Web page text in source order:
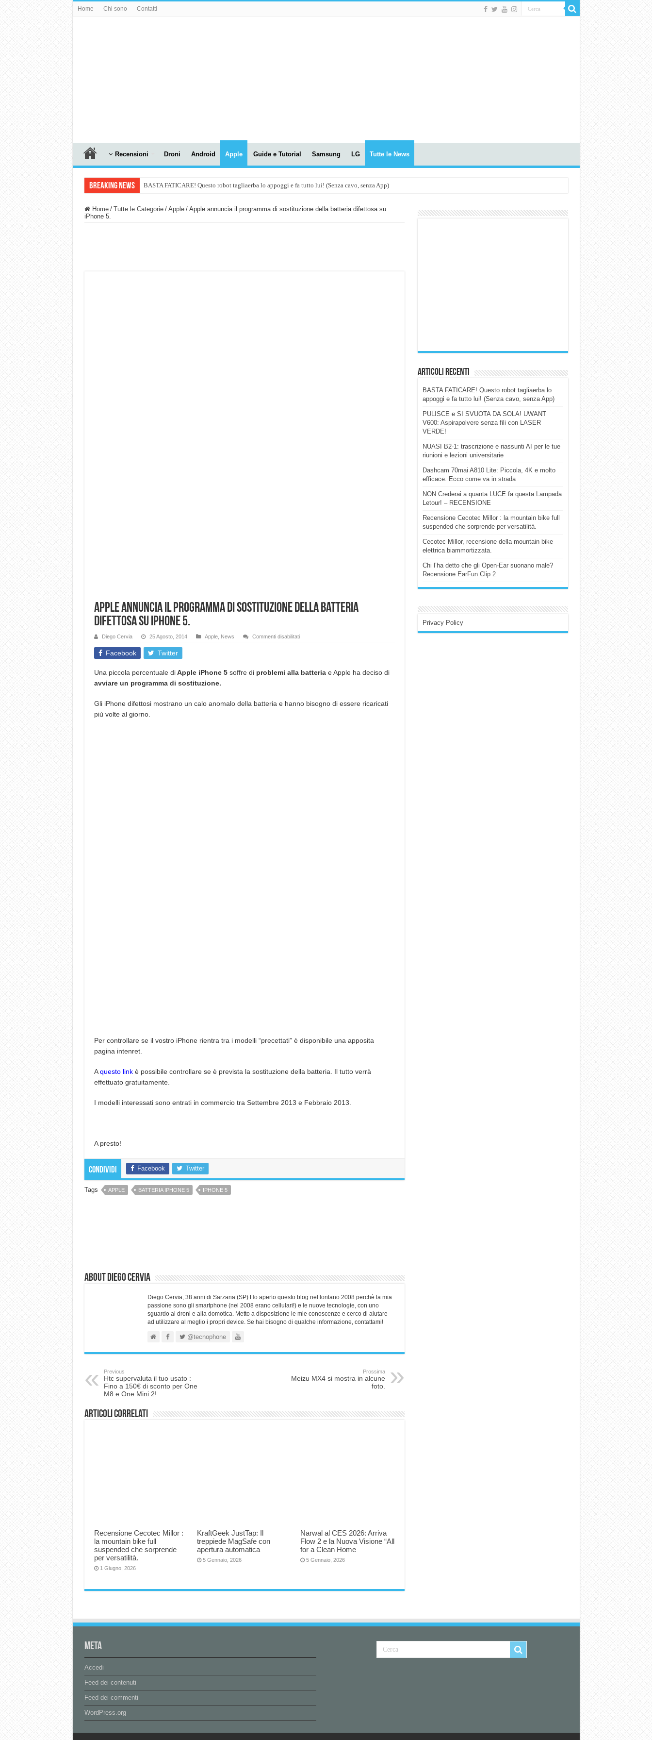
Home Chi sono Contatti
Recensioni Droni Android Apple Guide e Tutorial Samsung LG Tutte le News
Breaking News BASTA FATICARE! Questo robot tagliaerba lo appoggi e fa tutto lui! (Senza cavo, senza App)
Home / Tutte le Categorie / Apple / Apple annuncia il programma di sostituzione della batteria difettosa su
iPhone 5.
Apple annuncia il programma di sostituzione della batteria
difettosa su iPhone 5.
Diego Cervia 25 Agosto, 2014 Apple, News Commenti disabilitatisu
sostituzione
della
iPhone
5.
Facebook Twitter
Una piccola percentuale diApple iPhone 5soffre di problemi alla batteriae Apple ha deciso di
avviare un programma di sostituzione.
Gli iPhone difettosi mostrano un calo anomalo della batteria e hanno bisogno di essere ricaricati
più volte al giorno.
Per controllare se il vostro iPhone rientra tra i modelli “precettati” è disponibile una apposita
pagina intenret.
Aquesto linkè possibile controllare se è prevista la sostituzione della batteria. Il tutto verrà
effettuato gratuitamente.
I modelli interessati sono entrati in commercio tra Settembre 2013 e Febbraio 2013.
A presto!
Condividi Facebook Twitter
Tags APPLE BATTERIA IPHONE 5 IPHONE 5
About Diego Cervia
Diego Cervia, 38 anni di Sarzana (SP) Ho aperto questo blog nel lontano 2008 perchè la mia
passione sono gli smartphone (nel 2008 erano cellulari!) e le nuove tecnologie, con uno
sguardo ai droni e alla domotica. Metto a disposizione le mie conoscenze e cerco di aiutare
ad utilizzare al meglio i propri device. Se hai bisogno di qualche informazione, contattami!
@tecnophone
Previous
Htc supervaluta il tuo usato :
Fino a 150€ di sconto per One
M8 e One Mini 2!
Prossima
Meizu MX4 si mostra in alcune
foto.
Articoli correlati
Recensione Cecotec Millor :
la mountain bike full
suspended che sorprende
per versatilità.
1 Giugno, 2026
KraftGeek JustTap: Il
treppiede MagSafe con
apertura automatica
5 Gennaio, 2026
Narwal al CES 2026: Arriva
Flow 2 e la Nuova Visione “All
for a Clean Home
5 Gennaio, 2026
Articoli Recenti
BASTA FATICARE! Questo robot tagliaerba lo
appoggi e fa tutto lui! (Senza cavo, senza App)
PULISCE e SI SVUOTA DA SOLA! UWANT
V600: Aspirapolvere senza fili con LASER
VERDE!
NUASI B2-1: trascrizione e riassunti AI per le tue
riunioni e lezioni universitarie
Dashcam 70mai A810 Lite: Piccola, 4K e molto
efficace. Ecco come va in strada
NON Crederai a quanta LUCE fa questa Lampada
Letour! – RECENSIONE
Recensione Cecotec Millor : la mountain bike full
suspended che sorprende per versatilità.
Cecotec Millor, recensione della mountain bike
elettrica biammortizzata.
Chi l’ha detto che gli Open-Ear suonano male?
Recensione EarFun Clip 2
Privacy Policy
Meta
Accedi
Feed dei contenuti
Feed dei commenti
WordPress.org